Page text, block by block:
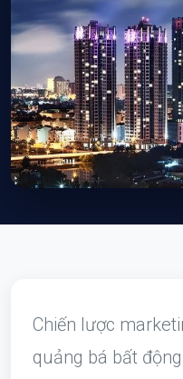
Chiến lược
quảng bá bất